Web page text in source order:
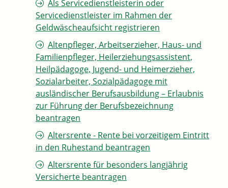
Als Servicedienstleisterin oder
Servicedienstleister im Rahmen der
Geldwäscheaufsicht registrieren
Altenpfleger, Arbeitserzieher, Haus- und
Familienpfleger, Heilerziehungsassistent,
Heilpädagoge, Jugend- und Heimerzieher,
Sozialarbeiter, Sozialpädagoge mit
ausländischer Berufsausbildung – Erlaubnis
zur Führung der Berufsbezeichnung
beantragen
Altersrente - Rente bei vorzeitigem Eintritt
in den Ruhestand beantragen
Altersrente für besonders langjährig
Versicherte beantragen